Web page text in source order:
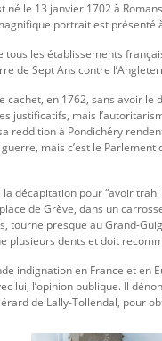
le 13 janvier 1702 à
portrait est présenté
les établissements
de Sept Ans contre
cachet, en 1762, sans avoir le
justificatifs, mais
reddition à Pondichéry
mais c’est le Parlement
décapitation pour “avoir
de Grève, dans un
tourne presque au Grand-
plusieurs dents et doit
indignation en France et en
lui, l’opinion publique. Il
de Lally-Tollendal, pour